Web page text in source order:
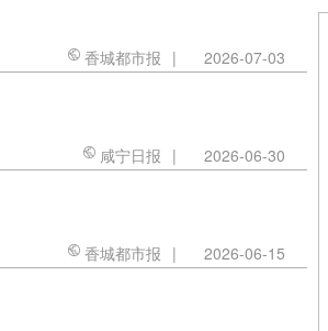
香城都市报 | 2026-07-03
咸宁日报 | 2026-06-30
香城都市报 | 2026-06-15